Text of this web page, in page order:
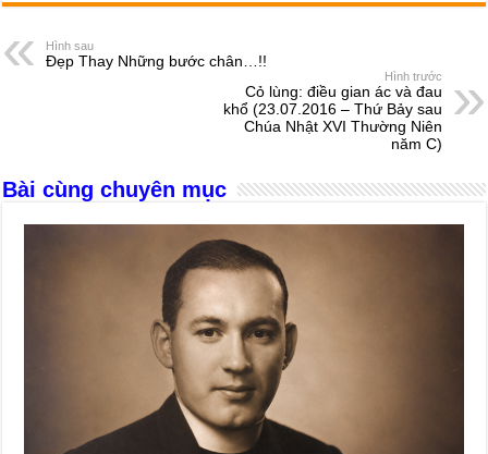
c
e
b
k
ss
n
at
A
e
d
s
er ail ar
Hình sau
Đẹp Thay Những bước chân…!!
Hình trước
Cỏ lùng: điều gian ác và đau
khổ (23.07.2016 – Thứ Bảy sau
Chúa Nhật XVI Thường Niên
năm C)
Bài cùng chuyên mục